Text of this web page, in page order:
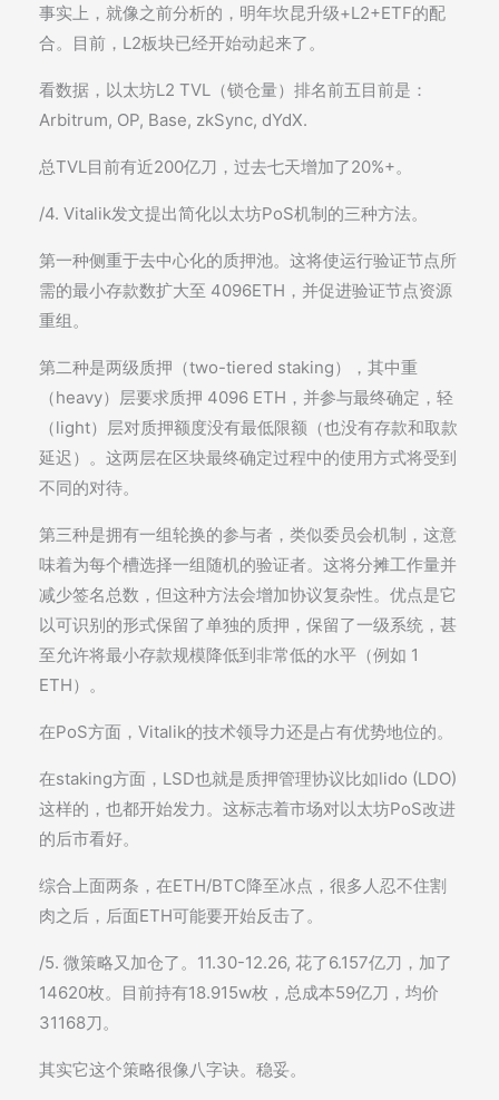
事实上，就像之前分析的，明年坎昆升级+L2+ETF的配
合。目前，L2板块已经开始动起来了。
看数据，以太坊L2 TVL（锁仓量）排名前五目前是：
Arbitrum, OP, Base, zkSync, dYdX.
总TVL目前有近200亿刀，过去七天增加了20%+。
/4. Vitalik发文提出简化以太坊PoS机制的三种方法。
第一种侧重于去中心化的质押池。这将使运行验证节点所
需的最小存款数扩大至 4096ETH，并促进验证节点资源
重组。
第二种是两级质押（two-tiered staking），其中重
（heavy）层要求质押 4096 ETH，并参与最终确定，轻
（light）层对质押额度没有最低限额（也没有存款和取款
延迟）。这两层在区块最终确定过程中的使用方式将受到
不同的对待。
第三种是拥有一组轮换的参与者，类似委员会机制，这意
味着为每个槽选择一组随机的验证者。这将分摊工作量并
减少签名总数，但这种方法会增加协议复杂性。优点是它
以可识别的形式保留了单独的质押，保留了一级系统，甚
至允许将最小存款规模降低到非常低的水平（例如 1
ETH）。
在PoS方面，Vitalik的技术领导力还是占有优势地位的。
在staking方面，LSD也就是质押管理协议比如lido (LDO)
这样的，也都开始发力。这标志着市场对以太坊PoS改进
的后市看好。
综合上面两条，在ETH/BTC降至冰点，很多人忍不住割
肉之后，后面ETH可能要开始反击了。
/5. 微策略又加仓了。11.30-12.26, 花了6.157亿刀，加了
14620枚。目前持有18.915w枚，总成本59亿刀，均价
31168刀。
其实它这个策略很像八字诀。稳妥。